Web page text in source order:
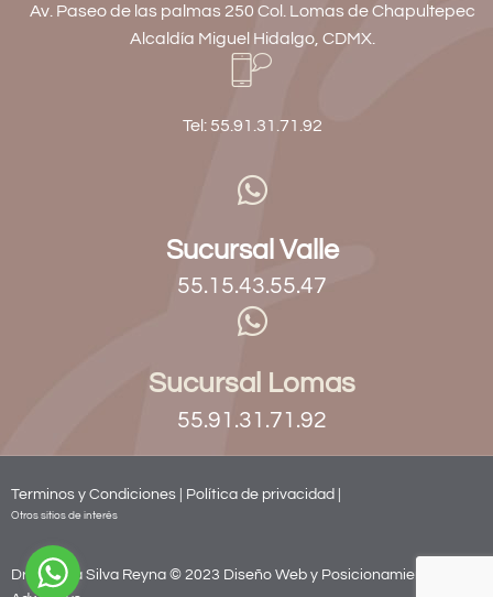
Av. Paseo de las palmas 250 Col. Lomas de Chapultepec
Alcaldía Miguel Hidalgo, CDMX.
Tel: 55.91.31.71.92
Sucursal Valle
55.15.43.55.47
Sucursal Lomas
55.91.31.71.92
Terminos y Condiciones | Política de privacidad
Otros sitios de interés
Dra. Paola Silva Reyna © 2023 Diseño Web y Posicionamiento SEO